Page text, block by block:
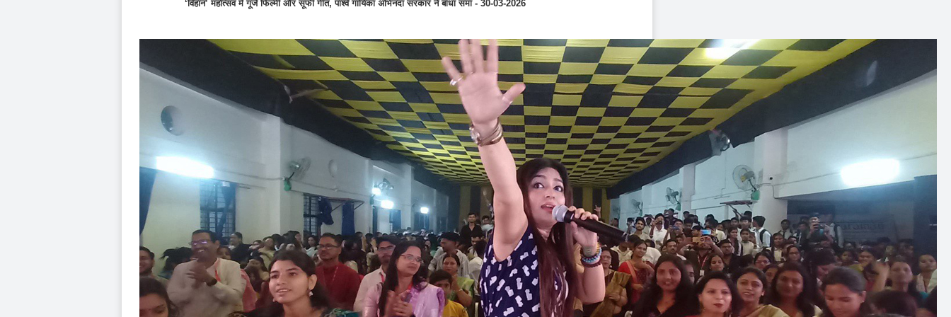
‘विहान’ महोत्सव में गूंजे फिल्मी और सूफी गीत, पार्श्व गायिका अभिनंदा सरकार ने बांधा समां - 30-03-2026